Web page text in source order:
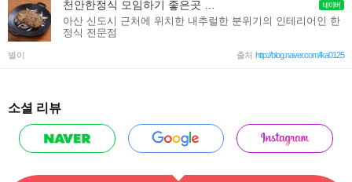
아산 신도시 근처에 위치한 내추럴한 분위기의 인테리어인 한
정식 전문점
별이 출처 http://blog.naver.com/lka0125
소셜 리뷰